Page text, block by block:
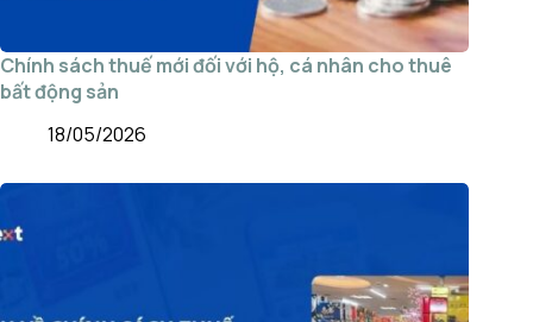
Chính sách thuế mới đối với hộ, cá nhân cho thuê
bất động sản
18/05/2026